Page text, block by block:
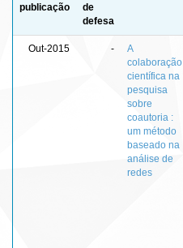
publicação
de
defesa
Out-2015 -
A
colaboração
científica na
pesquisa
sobre
coautoria :
um método
baseado na
análise de
redes